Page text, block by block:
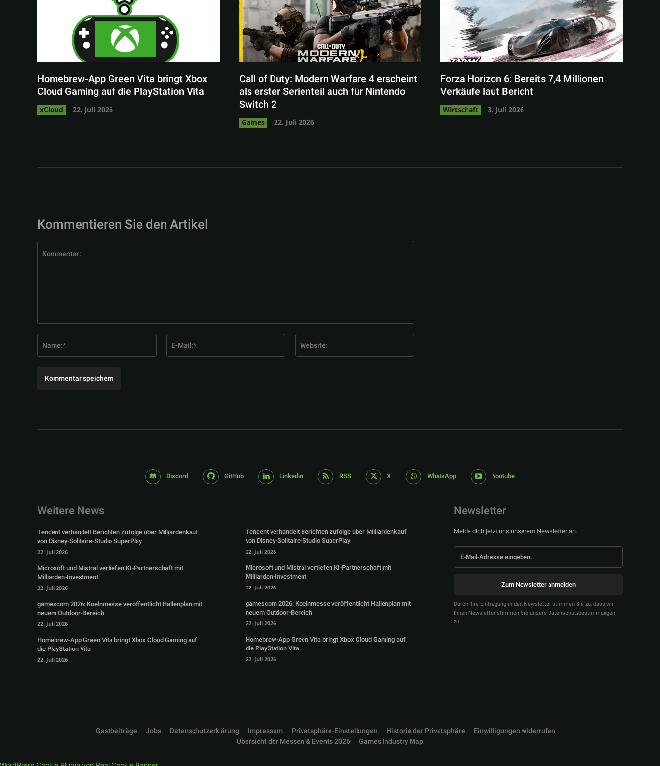
Homebrew-App Green Vita bringt Xbox
Cloud Gaming auf die PlayStation Vita
xCloud 22. Juli 2026
Call of Duty: Modern Warfare 4 erscheint
als erster Serienteil auch für Nintendo
Switch 2
Games 22. Juli 2026
Forza Horizon 6: Bereits 7,4 Millionen
Verkäufe laut Bericht
Wirtschaft 3. Juli 2026
Kommentieren Sie den Artikel
Mail:*
Discord GitHub Linkedin RSS X WhatsApp Youtube
Weitere News
Tencent verhandelt Berichten zufolge über Milliardenkauf
von Disney-Solitaire-Studio SuperPlay
22. Juli 2026
Microsoft und Mistral vertiefen KI-Partnerschaft mit
Milliarden-Investment
22. Juli 2026
gamescom 2026: Koelnmesse veröffentlicht Hallenplan mit
neuem Outdoor-Bereich
22. Juli 2026
Homebrew-App Green Vita bringt Xbox Cloud Gaming auf
die PlayStation Vita
22. Juli 2026
Tencent verhandelt Berichten zufolge über Milliardenkauf
von Disney-Solitaire-Studio SuperPlay
22. Juli 2026
Microsoft und Mistral vertiefen KI-Partnerschaft mit
Milliarden-Investment
22. Juli 2026
gamescom 2026: Koelnmesse veröffentlicht Hallenplan mit
neuem Outdoor-Bereich
22. Juli 2026
Homebrew-App Green Vita bringt Xbox Cloud Gaming auf
die PlayStation Vita
22. Juli 2026
Newsletter
Melde dich jetzt uns unserem Newsletter an:
Zum Newsletter anmelden
Durch Ihre Eintragung in den Newsletter stimmen Sie zu, dass wir
Ihnen Newsletter stimmen Sie unsere Datenschutzbestimmungen
zu.
Gastbeiträge Jobs Datenschutzerklärung Impressum Privatsphäre-Einstellungen Historie der Privatsphäre
Einwilligungen widerrufen
Übersicht der Messen & Events 2026
Games Industry Map